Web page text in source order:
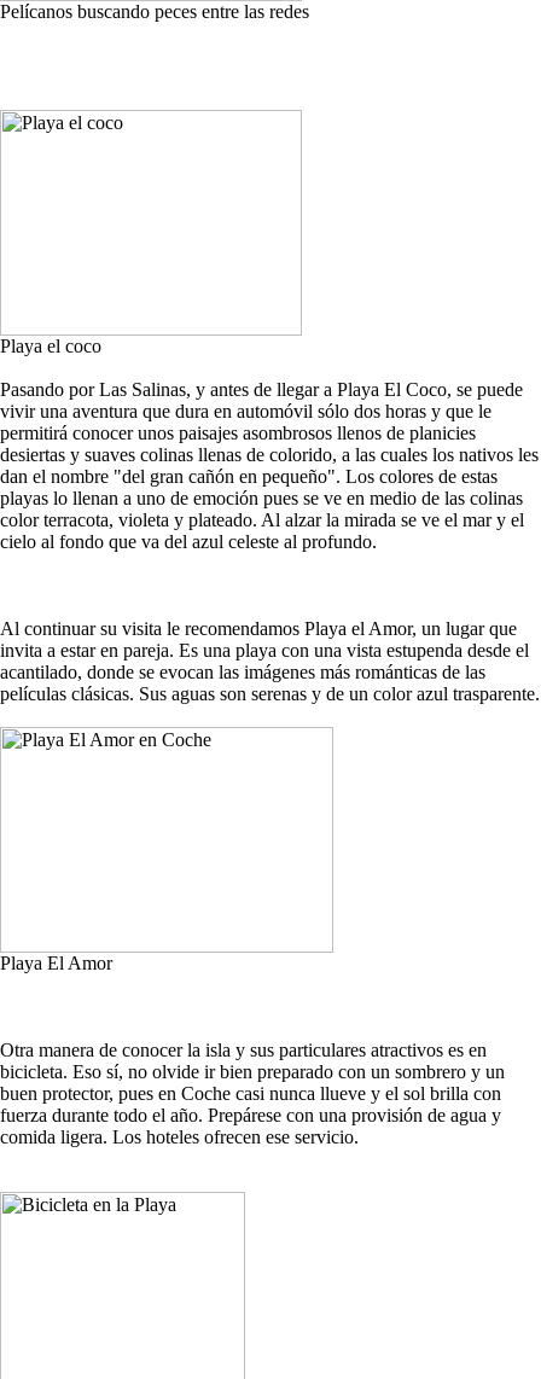
Pelícanos buscando peces entre las redes
Playa el coco
Pasando por Las Salinas, y antes de llegar a Playa El Coco, se puede
vivir una aventura que dura en automóvil sólo dos horas y que le
permitirá conocer unos paisajes asombrosos llenos de planicies
desiertas y suaves colinas llenas de colorido, a las cuales los nativos les
dan el nombre "del gran cañón en pequeño". Los colores de estas
playas lo llenan a uno de emoción pues se ve en medio de las colinas
color terracota, violeta y plateado. Al alzar la mirada se ve el mar y el
cielo al fondo que va del azul celeste al profundo.
Al continuar su visita le recomendamos Playa el Amor, un lugar que
invita a estar en pareja. Es una playa con una vista estupenda desde el
acantilado, donde se evocan las imágenes más románticas de las
películas clásicas. Sus aguas son serenas y de un color azul trasparente.
Playa El Amor
Otra manera de conocer la isla y sus particulares atractivos es en
bicicleta. Eso sí, no olvide ir bien preparado con un sombrero y un
buen protector, pues en Coche casi nunca llueve y el sol brilla con
fuerza durante todo el año. Prepárese con una provisión de agua y
comida ligera. Los hoteles ofrecen ese servicio.